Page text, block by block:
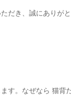
だき、誠にありがと
す。なぜなら 猫背